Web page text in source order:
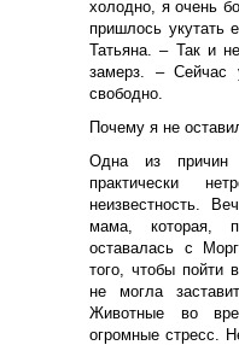
холодно, я очень
пришлось укутать
Татьяна. – Так и
замерз. – Сейчас
свободно.
Почему я не
Одна из причин
практически
неизвестность.
мама, которая,
оставалась с
того, чтобы пойти
не могла
Животные во
огромные стресс.